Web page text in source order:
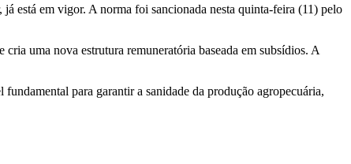
está em vigor. A norma foi sancionada nesta quinta-feira (11) pelo
uma nova estrutura remuneratória baseada em subsídios. A
para garantir a sanidade da produção agropecuária,